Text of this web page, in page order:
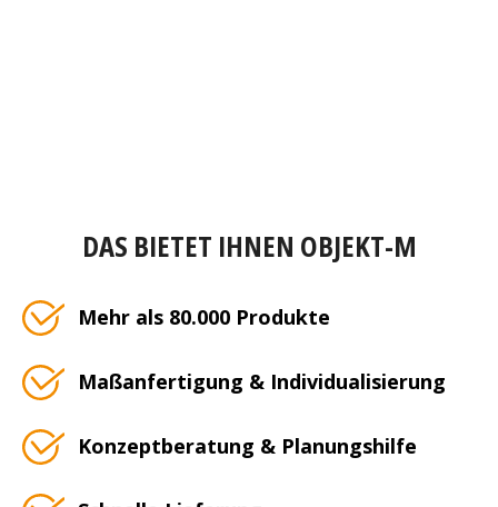
DAS BIETET IHNEN OBJEKT-M
Mehr als 80.000 Produkte
Maßanfertigung & Individualisierung
Konzeptberatung & Planungshilfe